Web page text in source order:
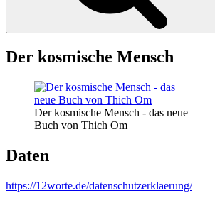
Der kosmische Mensch
Der kosmische Mensch - das neue
Buch von Thich Om
Daten
https://12worte.de/datenschutzerklaerung/